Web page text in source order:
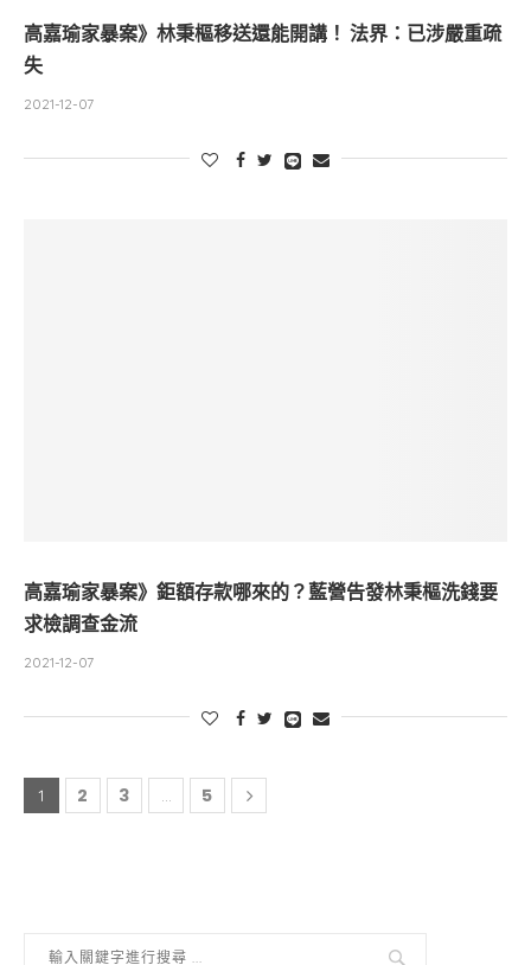
高嘉瑜家暴案》林秉樞移送還能開講！ 法界：已涉嚴重疏
失
2021-12-07
高嘉瑜家暴案》鉅額存款哪來的？藍營告發林秉樞洗錢要
求檢調查金流
2021-12-07
1 2 3 ... 5